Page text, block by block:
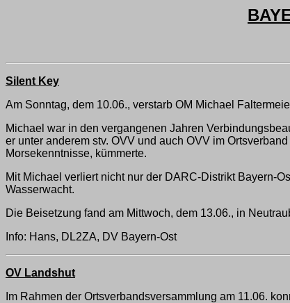
Silent Key
Am Sonntag, dem 10.06., verstarb OM Michael
Michael war in den vergangenen Jahren
er unter anderem stv. OVV und auch OVV im
Morsekenntnisse, kümmerte.
Mit Michael verliert nicht nur der DARC-Distrikt Bayern-
Wasserwacht.
Die Beisetzung fand am Mittwoch, dem 13.06., in
Info: Hans, DL2ZA, DV Bayern-Ost
OV Landshut
Im Rahmen der Ortsverbandsversammlung am 11.06.